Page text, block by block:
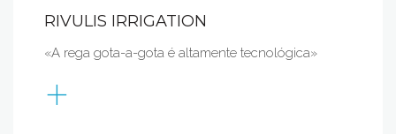
RIVULIS IRRIGATION
«A rega gota-a-gota é altamente tecnológica»
+